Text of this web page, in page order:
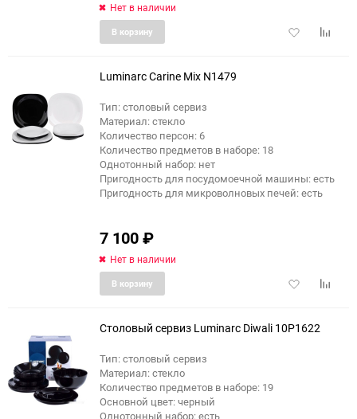
Нет в наличии
Добавить
В корзину
Luminarc Carine Mix N1479
Тип: столовый сервиз
Материал: стекло
Количество персон: 6
Количество предметов в наборе: 18
Однотонный набор: нет
Пригодность для посудомоечной машины: есть
Пригодность для микроволновых печей: есть
7 100₽
Нет в наличии
Добавить
В корзину
Столовый сервиз Luminarc Diwali 10P1622
Тип: столовый сервиз
Материал: стекло
Количество предметов в наборе: 19
Основной цвет: черный
Однотонный набор: есть